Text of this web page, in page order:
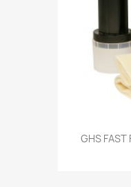
GHS FAST